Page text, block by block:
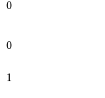
0
0
1